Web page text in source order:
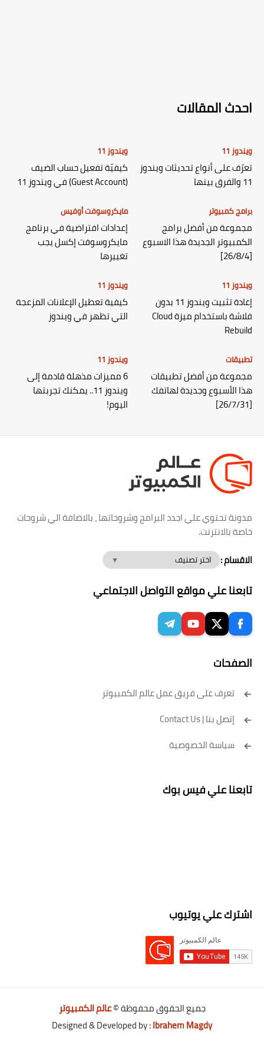
احدث المقالات
ويندوز 11
تعرّف على أنواع تحديثات ويندوز
11 والفرق بينها
ويندوز 11
كيفيّة تفعيل حساب الضيف
(Guest Account) في ويندوز 11
برامج كمبيوتر
مجموعة من أفضل برامج
الكمبيوتر الجديدة هذا الاسبوع
[26/8/4]
مايكروسوفت أوفيس
إعدادات افتراضية في برنامج
مايكروسوفت إكسل يجب
تغييرها
ويندوز 11
إعادة تثبيت ويندوز 11 بدون
فلاشة باستخدام ميزة Cloud
Rebuild
ويندوز 11
كيفية تعطيل الإعلانات المزعجة
التي تظهر في ويندوز
تطبيقات
مجموعة من أفضل تطبيقات
هذا الأسبوع وجديدة لهاتفك
[26/7/31]
ويندوز 11
6 مميزات مذهلة قادمة إلى
ويندوز 11.. يمكنك تجربتها
اليوم!
مدونة تحتوي علي اجدد البرامج وشروحاتها ، بالاضافة الي شروحات
خاصة بالانترنت.
الاقسام :
تابعنا علي مواقع التواصل الاجتماعي
الصفحات
تعرف على فريق عمل عالم الكمبيوتر
إتصل بنا | Contact Us
سياسة الخصوصية
تابعنا علي فيس بوك
اشترك علي يوتيوب
جميع الحقوق محفوظة ©عالم الكمبيوتر
Designed & Developed by :Ibrahem Magdy